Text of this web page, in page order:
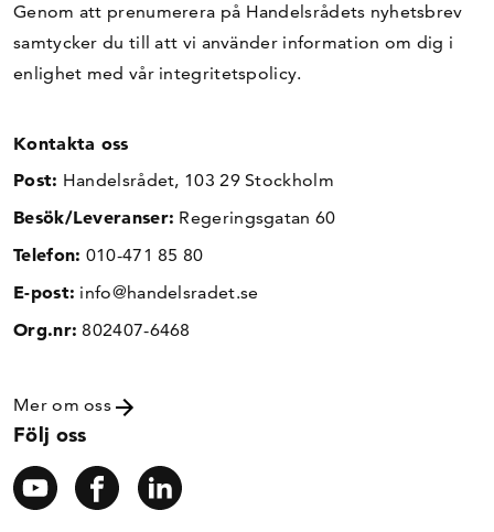
Genom att prenumerera på Handelsrådets nyhetsbrev
samtycker du till att vi använder information om dig i
enlighet med vår integritetspolicy.
Kontakta oss
Post: Handelsrådet, 103 29 Stockholm
Besök/Leveranser: Regeringsgatan 60
Telefon: 010-471 85 80
E-post: info@handelsradet.se
Org.nr: 802407-6468
Mer om oss
Följ oss